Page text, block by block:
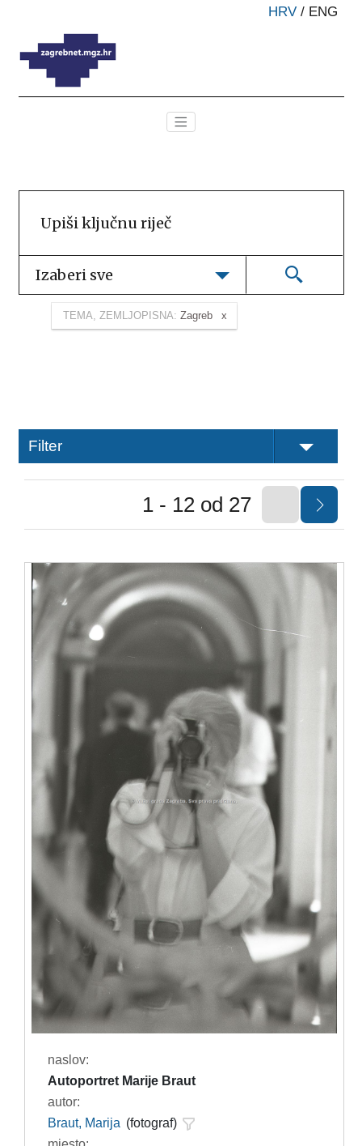
HRV / ENG
Izaberi sve
TEMA, ZEMLJOPISNA: Zagreb
Filter
1 - 12 od 27
naslov:
Autoportret Marije Braut
autor:
Braut, Marija (fotograf)